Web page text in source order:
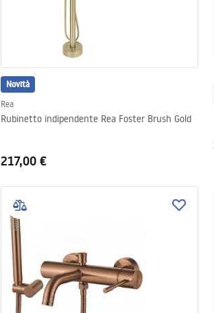
Novità
Rea
Rubinetto indipendente Rea Foster Brush Gold
217,00 €